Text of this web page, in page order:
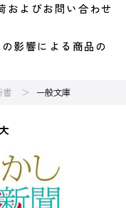
よびお問い合わせ
影響による商品の
書 一般文庫